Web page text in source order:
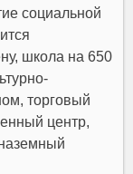
социальной
школа на 650
торговый
центр,